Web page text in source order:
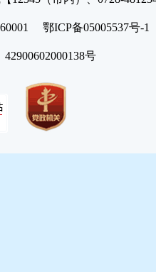
鄂ICP备05005537号
42900602000138号